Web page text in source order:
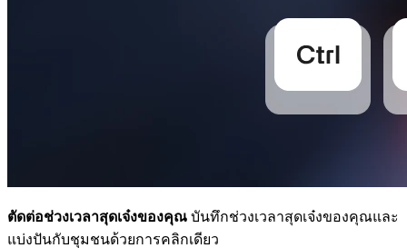
ตัดต่อช่วงเวลาสุดเจ๋งของคุณ บันทึกช่วงเวลาสุดเจ๋งของคุณและ
แบ่งปันกับชุมชนด้วยการคลิกเดียว